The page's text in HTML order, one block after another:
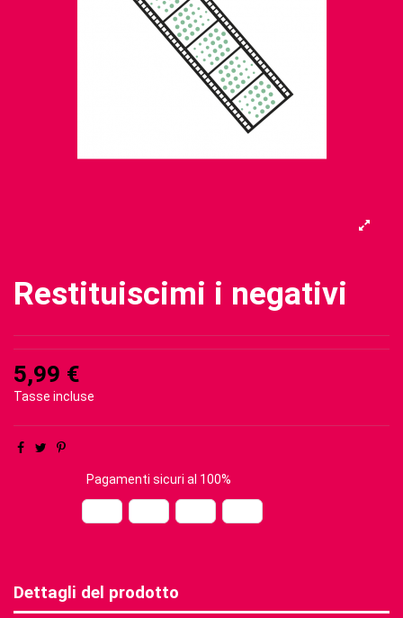
Restituiscimi i negativi
5,99 €
Tasse incluse
Pagamenti sicuri al 100%
Dettagli del prodotto